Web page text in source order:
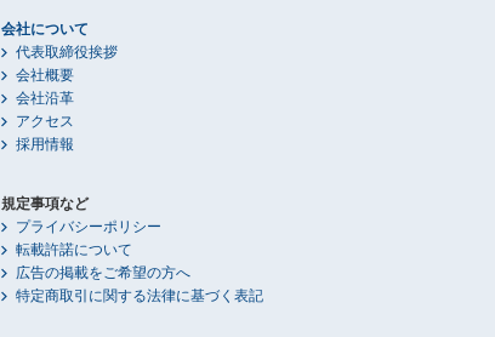
会社について
代表取締役挨拶
会社概要
会社沿革
アクセス
採用情報
規定事項など
プライバシーポリシー
転載許諾について
広告の掲載をご希望の方へ
特定商取引に関する法律に基づく表記